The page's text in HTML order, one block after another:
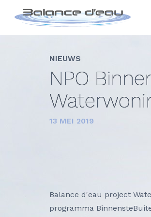
NIEUWS
NPO
13 MEI 2019
Balance d'eau project
programma